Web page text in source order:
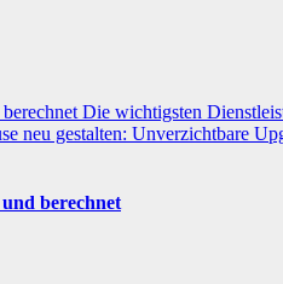
Die wichtigsten
neu gestalten: Unverzichtbare
berechnet